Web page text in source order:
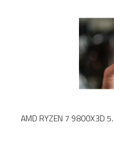
AMD RYZEN 7 9800X3D